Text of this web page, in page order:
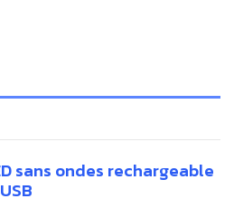
sans ondes rechargeable